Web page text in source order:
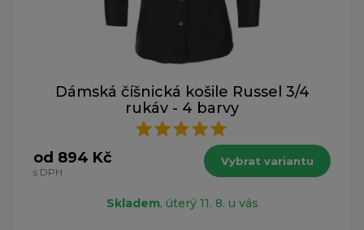
Dámská číšnická košile Russel 3/4
rukáv - 4 barvy
od 894 Kč
s DPH
Vybrat variantu
Skladem, úterý 11. 8. u vás